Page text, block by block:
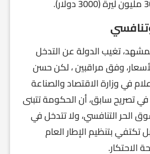
تغيب الدولة عن التدخل
وفق مراقبين ، لكن حسن
في وزارة الاقتصاد والصناعة
تصريح سابق، أن الحكومة تتبنى
الحر التنافسي، ولا تتدخل في
تكتفي بتنظيم الإطار العام